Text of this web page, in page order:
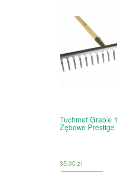
Tuchmet Grabie
Zębowe Prestige
35.00 zł